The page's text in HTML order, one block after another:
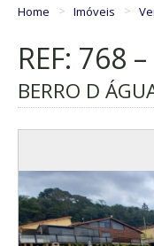
Home Imóveis
REF: 768
BERRO D